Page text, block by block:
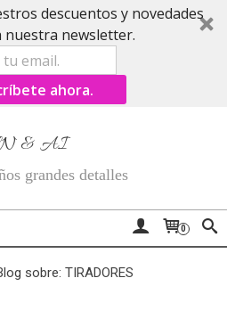
descuentos y novedades
nuestra newsletter.
ahora.
& AI
grandes detalles
0
sobre: TIRADORES